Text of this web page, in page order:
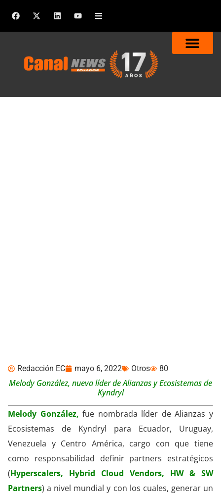
Redacción EC mayo 6, 2022 Otros 80
Melody González, nueva líder de Alianzas y Ecosistemas de
Kyndryl
Melody González, fue nombrada líder de Alianzas y
Ecosistemas de Kyndryl para Ecuador, Uruguay,
Venezuela y Centro América, cargo con que tiene
como responsabilidad definir partners estratégicos
(Hyperscalers, Hybrid Cloud Vendors, HW & SW
Partners) a nivel mundial y con los cuales, generar un